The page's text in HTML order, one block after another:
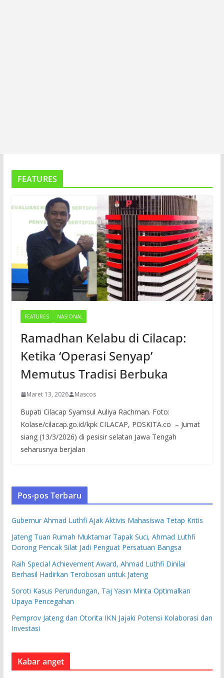
FEATURES
FEATURES NASIONAL
Ramadhan Kelabu di Cilacap:
Ketika ‘Operasi Senyap’
Memutus Tradisi Berbuka
Maret 13, 2026 Mascos
Bupati Cilacap Syamsul Auliya Rachman. Foto:
Kolase/cilacap.go.id/kpk CILACAP, POSKITA.co – Jumat
siang (13/3/2026) di pesisir selatan Jawa Tengah
seharusnya berjalan
Pos-pos Terbaru
Gubernur Ahmad Luthfi Ajak Aktivis Mahasiswa Tetap Kritis
Jateng Tuan Rumah Muktamar Tapak Suci, Ahmad Luthfi
Dorong Pencak Silat Jadi Penguat Persatuan Bangsa
Raih Special Achievement Award, Ahmad Luthfi Dinilai
Berhasil Hadirkan Terobosan untuk Jateng
Soroti Kasus Perundungan, Taj Yasin Minta Optimalkan
Upaya Pencegahan
Pemprov Jateng dan Otorita IKN Jajaki Potensi Kolaborasi dan
Investasi
Kabar anget